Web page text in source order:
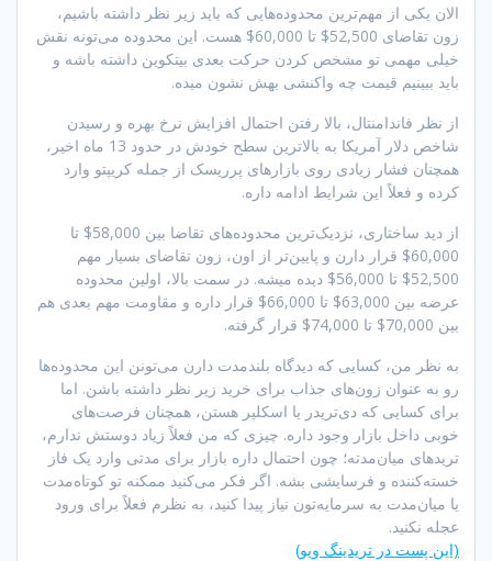
الان یکی از مهم‌ترین محدوده‌هایی که باید زیر نظر داشته باشیم،
زون تقاضای 52,500$ تا 60,000$ هست. این محدوده می‌تونه نقش
خیلی مهمی تو مشخص کردن حرکت بعدی بیتکوین داشته باشه و
باید ببینیم قیمت چه واکنشی بهش نشون میده.
از نظر فاندامنتال، بالا رفتن احتمال افزایش نرخ بهره و رسیدن
شاخص دلار آمریکا به بالاترین سطح خودش در حدود 13 ماه اخیر،
همچنان فشار زیادی روی بازارهای پرریسک از جمله کریپتو وارد
کرده و فعلاً این شرایط ادامه داره.
از دید ساختاری، نزدیک‌ترین محدوده‌های تقاضا بین 58,000$ تا
60,000$ قرار دارن و پایین‌تر از اون، زون تقاضای بسیار مهم
52,500$ تا 56,000$ دیده میشه. در سمت بالا، اولین محدوده
عرضه بین 63,000$ تا 66,000$ قرار داره و مقاومت مهم بعدی هم
بین 70,000$ تا 74,000$ قرار گرفته.
به نظر من، کسایی که دیدگاه بلندمدت دارن می‌تونن این محدوده‌ها
رو به عنوان زون‌های جذاب برای خرید زیر نظر داشته باشن. اما
برای کسایی که دی‌تریدر یا اسکلپر هستن، همچنان فرصت‌های
خوبی داخل بازار وجود داره. چیزی که من فعلاً زیاد دوستش ندارم،
تریدهای میان‌مدته؛ چون احتمال داره بازار برای مدتی وارد یک فاز
خسته‌کننده و فرسایشی بشه. اگر فکر می‌کنید ممکنه تو کوتاه‌مدت
یا میان‌مدت به سرمایه‌تون نیاز پیدا کنید، به نظرم فعلاً برای ورود
عجله نکنید.
(این پست در تریدینگ ویو)